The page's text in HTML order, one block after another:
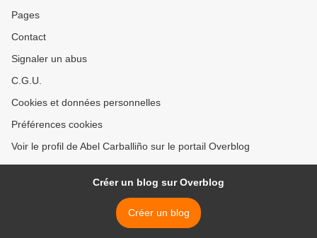
Pages
Contact
Signaler un abus
C.G.U.
Cookies et données personnelles
Préférences cookies
Voir le profil de Abel Carballiño sur le portail Overblog
Créer un blog sur Overblog
Créer un blog